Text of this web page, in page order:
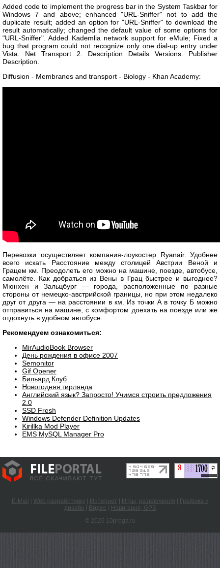
Added code to implement the progress bar in the System Taskbar for
Windows 7 and above; enhanced "URL-Sniffer" not to add the
duplicate result; added an option for "URL-Sniffer" to download the
result automatically; changed the default value of some options for
"URL-Sniffer". Added Kademlia network support for eMule; Fixed a
bug that program could not recognize only one dial-up entry under
Vista. Net Transport 2. Description Details Versions. Publisher
Description.
Diffusion - Membranes and transport - Biology - Khan Academy:
Перевозки осуществляет компания-лоукостер Ryanair. Удобнее
всего искать Расстояние между столицей Австрии Веной и
Грацем км. Преодолеть его можно на машине, поезде, автобусе,
самолёте. Как добраться из Вены в Грац быстрее и выгоднее?
Мюнхен и Зальцбург — города, расположенные по разные
стороны от немецко-австрийской границы, но при этом недалеко
друг от друга — на расстоянии в км. Из точки А в точку Б можно
отправиться на машине, с комфортом доехать на поезде или же
отдохнуть в удобном автобусе.
Рекомендуем ознакомиться:
MirAudioBook Browser
День рождения в офисе 2007
Semonitor
Gif Opener
Бильярд Клуб
Новогодняя гирлянда
Английский язык? Запросто! Учимся строить предложения
2.0
SSD Fresh
Windows Defender Definition Updates
Kirillka Mod Player
EMS MySQL Manager Pro
E-Mail Web разработчику| Интернет Игры, развлечения
Графика и
дизайн
Видео
Навигация, GPS
© 2026 10proga.ru